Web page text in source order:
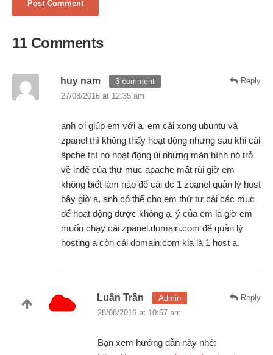
11 Comments
Reply
huy nam
3 comment
27/08/2016 at 12:35 am
anh ơi giúp em với ạ, em cài xong ubuntu và
zpanel thì không thấy hoạt động nhưng sau khi cài
âpche thì nó hoạt động ùi nhưng màn hình nó trỏ
về indẽ của thư mục apache mất rùi giờ em
không biết làm nào để cài dc 1 zpanel quản lý host
bây giờ ạ, anh có thể cho em thứ tự cài các mục
để hoạt động được không ạ, ý của em là giờ em
muốn chạy cái zpanel.domain.com để quản lý
hosting ạ còn cái domain.com kia là 1 host ạ.
Reply
Luân Trần
Admin
28/08/2016 at 10:57 am
Bạn xem hướng dẫn này nhé: